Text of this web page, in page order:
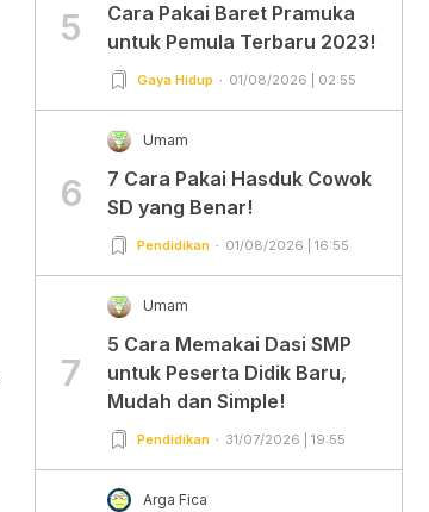
5
Cara Pakai Baret Pramuka
untuk Pemula Terbaru 2023!
Gaya Hidup 01/08/2026 | 02:55
6
Umam
7 Cara Pakai Hasduk Cowok
SD yang Benar!
Pendidikan 01/08/2026 | 16:55
7
Umam
5 Cara Memakai Dasi SMP
untuk Peserta Didik Baru,
Mudah dan Simple!
Pendidikan 31/07/2026 | 19:55
Arga Fica